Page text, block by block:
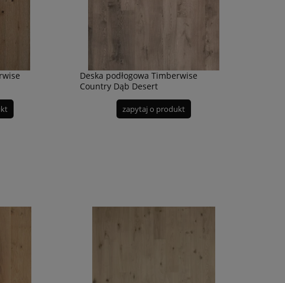
Deska podłogowa Timberwise
Country Dąb Desert
zapytaj o produkt